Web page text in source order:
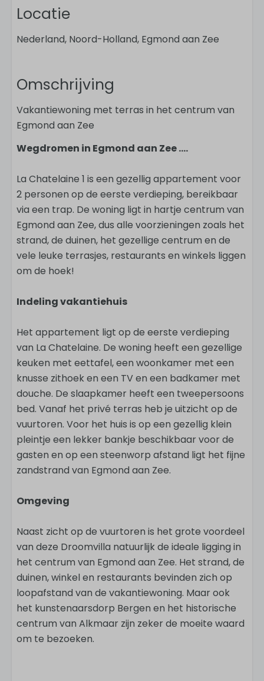
Locatie
Nederland, Noord-Holland, Egmond aan Zee
Omschrijving
Vakantiewoning met terras in het centrum van
Egmond aan Zee
Wegdromen in Egmond aan Zee ....
La Chatelaine 1 is een gezellig appartement voor
2 personen op de eerste verdieping, bereikbaar
via een trap. De woning ligt in hartje centrum van
Egmond aan Zee, dus alle voorzieningen zoals het
strand, de duinen, het gezellige centrum en de
vele leuke terrasjes, restaurants en winkels liggen
om de hoek!
Indeling vakantiehuis
Het appartement ligt op de eerste verdieping
van La Chatelaine. De woning heeft een gezellige
keuken met eettafel, een woonkamer met een
knusse zithoek en een TV en een badkamer met
douche. De slaapkamer heeft een tweepersoons
bed. Vanaf het privé terras heb je uitzicht op de
vuurtoren. Voor het huis is op een gezellig klein
pleintje een lekker bankje beschikbaar voor de
gasten en op een steenworp afstand ligt het fijne
zandstrand van Egmond aan Zee.
Omgeving
Naast zicht op de vuurtoren is het grote voordeel
van deze Droomvilla natuurlijk de ideale ligging in
het centrum van Egmond aan Zee. Het strand, de
duinen, winkel en restaurants bevinden zich op
loopafstand van de vakantiewoning. Maar ook
het kunstenaarsdorp Bergen en het historische
centrum van Alkmaar zijn zeker de moeite waard
om te bezoeken.